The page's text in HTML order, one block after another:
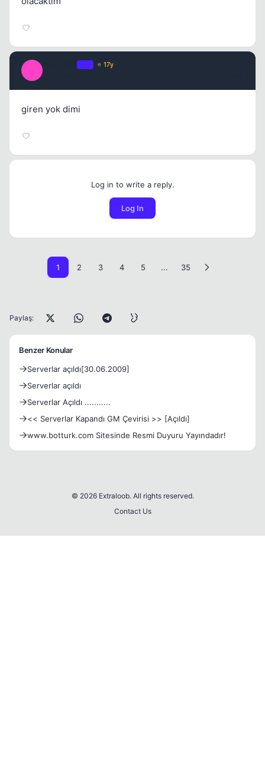
⭐ 17y
giren yok dimi
Log in to write a reply.
Log In
1 2 3 4 5 ... 35
Paylaş:
Benzer Konular
Serverlar açıldı[30.06.2009]
Serverlar açıldı
Serverlar Açıldı ...........
<< Serverlar Kapandı GM Çevirisi >> [Açıldı]
www.botturk.com Sitesinde Resmi Duyuru Yayındadır!
© 2026 Extraloob. All rights reserved.
Contact Us